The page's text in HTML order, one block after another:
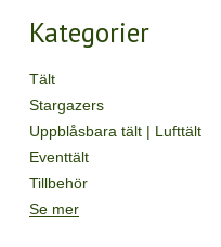
Kategorier
Tält
Stargazers
Uppblåsbara tält | Lufttält
Eventtält
Tillbehör
Se mer